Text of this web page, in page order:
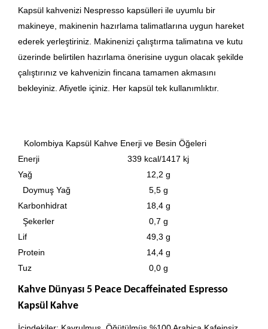
Kapsül kahvenizi Nespresso kapsülleri ile uyumlu bir
makineye, makinenin hazırlama talimatlarına uygun hareket
ederek yerleştiriniz. Makinenizi çalıştırma talimatına ve kutu
üzerinde belirtilen hazırlama önerisine uygun olacak şekilde
çalıştırınız ve kahvenizin fincana tamamen akmasını
bekleyiniz. Afiyetle içiniz. Her kapsül tek kullanımlıktır.
Kolombiya Kapsül Kahve Enerji ve Besin Öğeleri
Enerji
339 kcal/1417 kj
Yağ
12,2 g
Doymuş Yağ
5,5 g
Karbonhidrat
18,4 g
Şekerler
0,7 g
Lif
49,3 g
Protein
14,4 g
Tuz
0,0 g
Kahve Dünyası 5 Peace Decaffeinated Espresso
Kapsül Kahve